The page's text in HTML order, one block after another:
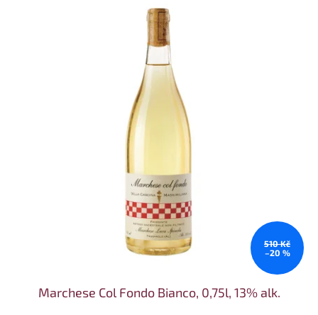
510 Kč
–20 %
Marchese Col Fondo Bianco, 0,75l, 13% alk.